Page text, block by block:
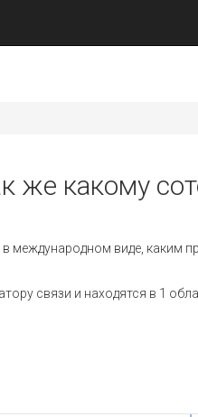
же какому
виде, каким
связи и находятся в 1